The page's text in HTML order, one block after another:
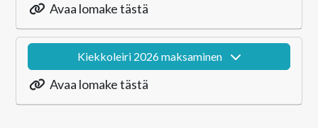
Avaa lomake tästä
Kiekkoleiri 2026 maksaminen
Avaa lomake tästä